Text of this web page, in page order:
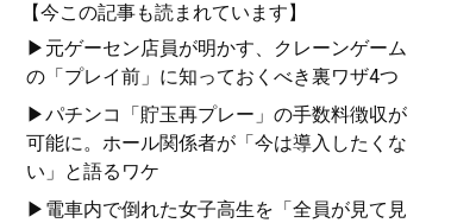
【今この記事も読まれています】
▶元ゲーセン店員が明かす、クレーンゲーム
の「プレイ前」に知っておくべき裏ワザ4つ
▶パチンコ「貯玉再プレー」の手数料徴収が
可能に。ホール関係者が「今は導入したくな
い」と語るワケ
▶電車内で倒れた女子高生を「全員が見て見